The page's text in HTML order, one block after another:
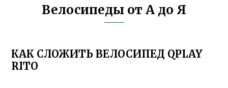
Велосипеды от А до Я
КАК СЛОЖИТЬ ВЕЛОСИПЕД QPLAY
RITO